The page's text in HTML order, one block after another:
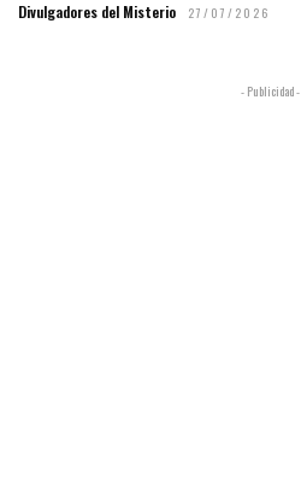
Divulgadores del Misterio 27/07/2026
- Publicidad -